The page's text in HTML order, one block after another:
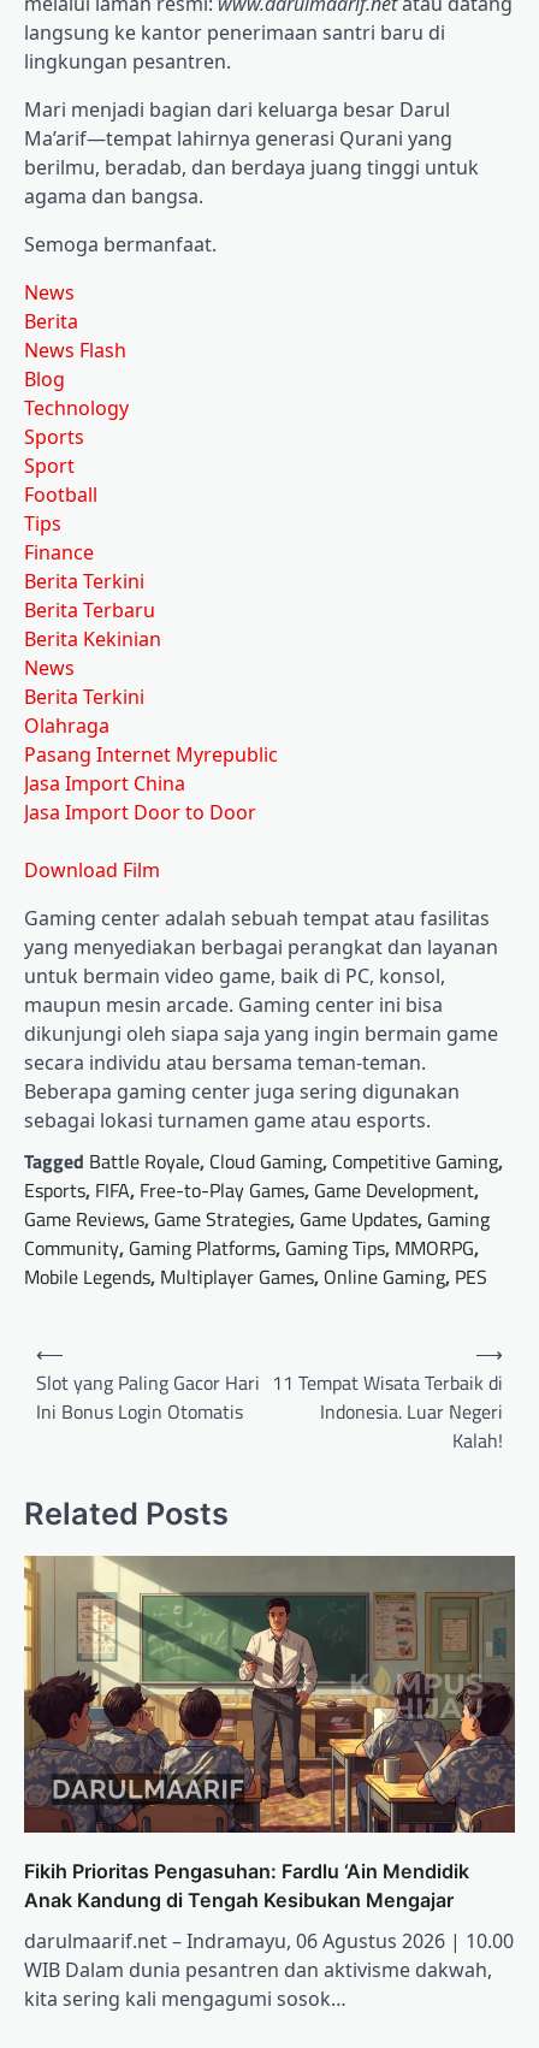
langsung ke kantor penerimaan santri baru di
lingkungan pesantren.
Mari menjadi bagian dari keluarga besar Darul
Ma’arif—tempat lahirnya generasi Qurani yang
berilmu, beradab, dan berdaya juang tinggi untuk
agama dan bangsa.
Semoga bermanfaat.
News
Berita
News Flash
Blog
Technology
Sports
Sport
Football
Tips
Finance
Berita Terkini
Berita Terbaru
Berita Kekinian
News
Berita Terkini
Olahraga
Pasang Internet Myrepublic
Jasa Import China
Jasa Import Door to Door
Download Film
Gaming center adalah sebuah tempat atau fasilitas
yang menyediakan berbagai perangkat dan layanan
untuk bermain video game, baik di PC, konsol,
maupun mesin arcade. Gaming center ini bisa
dikunjungi oleh siapa saja yang ingin bermain game
secara individu atau bersama teman-teman.
Beberapa gaming center juga sering digunakan
sebagai lokasi turnamen game atau esports.
Tagged Battle Royale, Cloud Gaming, Competitive Gaming,
Esports, FIFA, Free-to-Play Games, Game Development,
Game Reviews, Game Strategies, Game Updates, Gaming
Community, Gaming Platforms, Gaming Tips, MMORPG,
Mobile Legends, Multiplayer Games, Online Gaming, PES
Post
navigation
⟵
Slot yang Paling Gacor Hari
Ini Bonus Login Otomatis
11 Tempat Wisata Terbaik di
Indonesia. Luar Negeri
Kalah!
⟶
Related Posts
Fikih Prioritas Pengasuhan: Fardlu ‘Ain Mendidik
Anak Kandung di Tengah Kesibukan Mengajar
darulmaarif.net – Indramayu, 06 Agustus 2026 | 10.00
WIB Dalam dunia pesantren dan aktivisme dakwah,
kita sering kali mengagumi sosok…